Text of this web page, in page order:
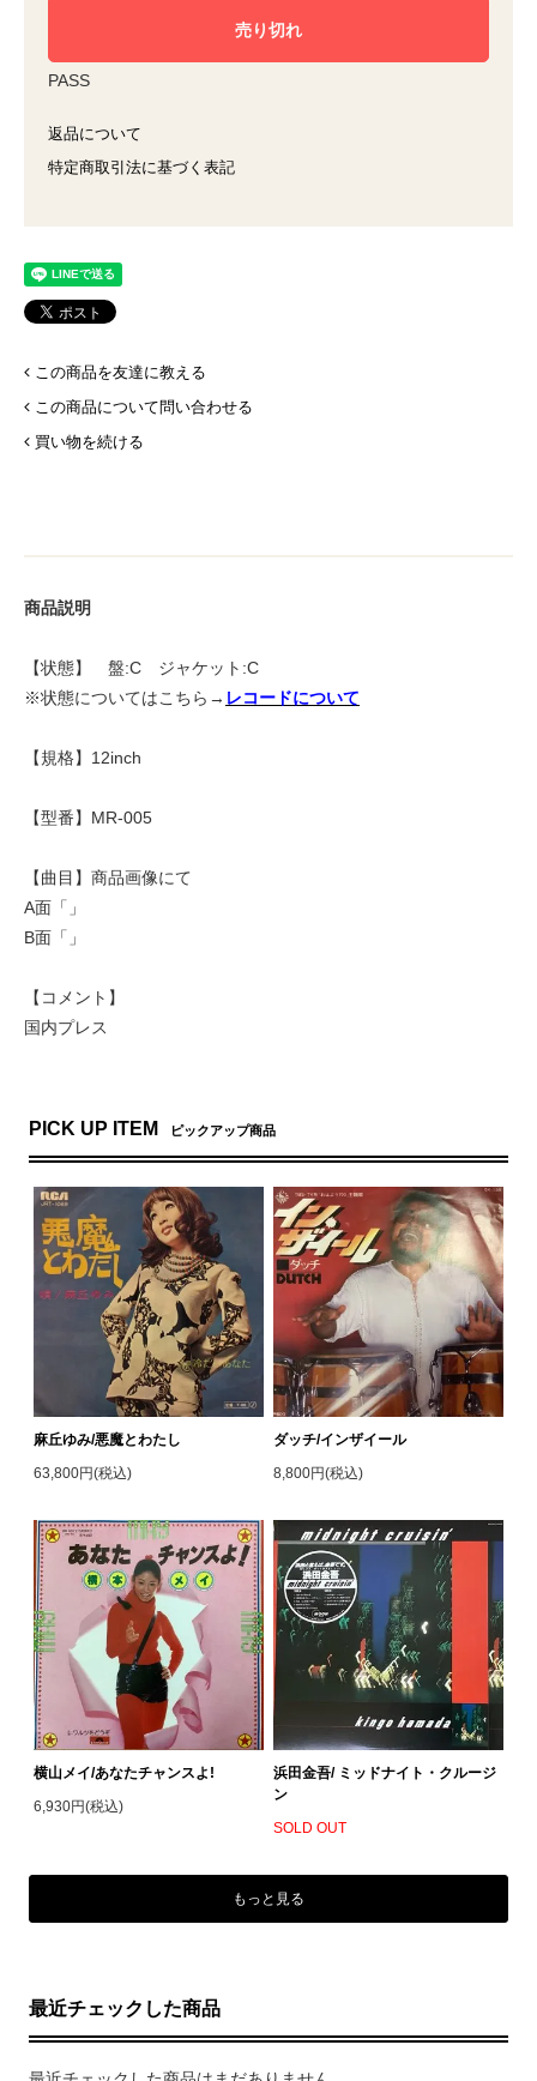
PASS
返品について
特定商取引法に基づく表記
この商品を友達に教える
この商品について問い合わせる
買い物を続ける
商品説明
【状態】 盤:C ジャケット:C
※状態についてはこちら→ レコードについて
【規格】12inch
【型番】MR-005
【曲目】商品画像にて
A面「」
B面「」
【コメント】
国内プレス
PICK UP ITEM ピックアップ商品
麻丘ゆみ/悪魔とわたし
63,800円(税込)
ダッチ/インザイール
8,800円(税込)
横山メイ/あなたチャンスよ!
6,930円(税込)
浜田金吾/ ミッドナイト・クルージ
ン
SOLD OUT
もっと見る
最近チェックした商品